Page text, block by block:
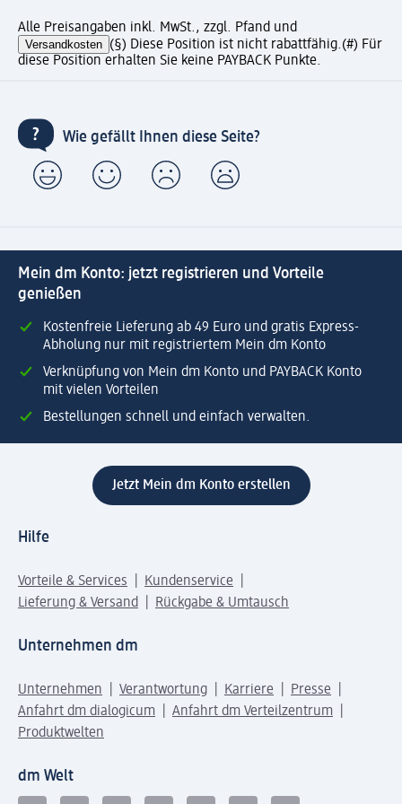
Alle Preisangaben inkl. MwSt., zzgl. Pfand und
Versandkosten (§) Diese Position ist nicht rabattfähig.(#) Für
diese Position erhalten Sie keine PAYBACK Punkte.
Wie gefällt Ihnen diese Seite?
Mein dm Konto: jetzt registrieren und Vorteile
genießen
Kostenfreie Lieferung ab 49 Euro und gratis Express-
Abholung nur mit registriertem Mein dm Konto
Verknüpfung von Mein dm Konto und PAYBACK Konto
mit vielen Vorteilen
Bestellungen schnell und einfach verwalten.
Jetzt Mein dm Konto erstellen
Hilfe
Vorteile & Services
Kundenservice
Lieferung & Versand
Rückgabe & Umtausch
Unternehmen dm
Unternehmen Verantwortung Karriere
Presse
Anfahrt dm dialogicum
Anfahrt dm Verteilzentrum
Produktwelten
dm Welt